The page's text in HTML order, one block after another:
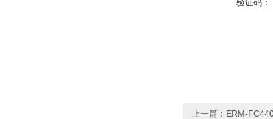
验证码：
上一篇： ERM-